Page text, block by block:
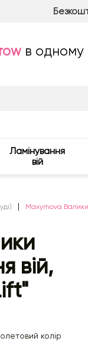
в одному
Ламінування
вій
Maxymova
вій,
колір